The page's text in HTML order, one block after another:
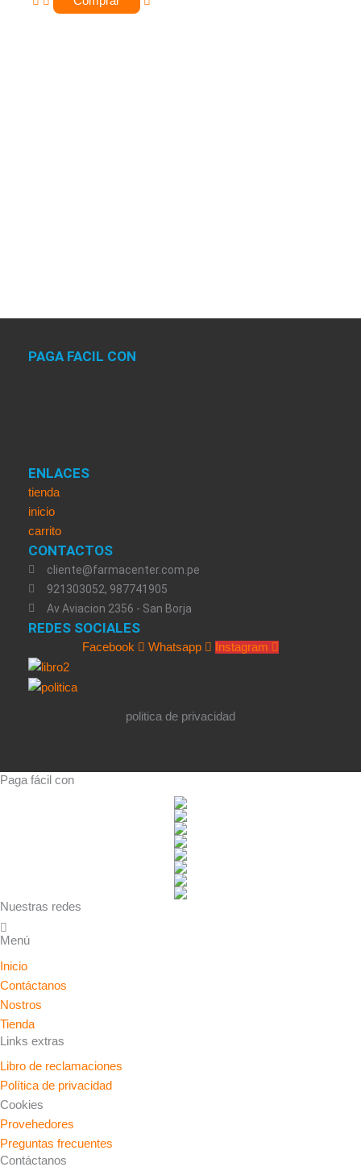
PAGA FACIL CON
ENLACES
tienda
inicio
carrito
CONTACTOS
cliente@farmacenter.com.pe
921303052, 987741905
Av Aviacion 2356 - San Borja
REDES SOCIALES
Facebook Whatsapp Instagram
politica de privacidad
Paga fácil con
Nuestras redes
Menú
Inicio
Contáctanos
Nostros
Tienda
Links extras
Libro de reclamaciones
Política de privacidad
Cookies
Provehedores
Preguntas frecuentes
Contáctanos